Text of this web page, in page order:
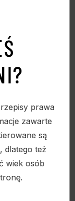
prawa
zawarte
są
dlatego też
wiek osób